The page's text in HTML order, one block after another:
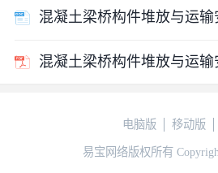
电脑版 移动版
易宝网络版权所有